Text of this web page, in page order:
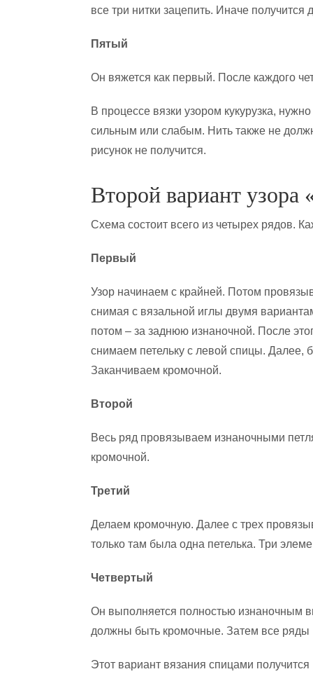
все три нитки зацепить. Иначе получится
Пятый
Он вяжется как первый. После каждого
В процессе вязки узором кукурузка,
сильным или слабым. Нить также не
рисунок не получится.
Второй вариант узора
Схема состоит всего из четырех рядов.
Первый
Узор начинаем с крайней. Потом
снимая с вязальной иглы двумя
потом – за заднюю изнаночной. После
снимаем петельку с левой спицы.
Заканчиваем кромочной.
Второй
Весь ряд провязываем изнаночными
кромочной.
Третий
Делаем кромочную. Далее с трех
только там была одна петелька. Три
Четвертый
Он выполняется полностью изнаночным
должны быть кромочные. Затем все ряды
Этот вариант вязания спицами